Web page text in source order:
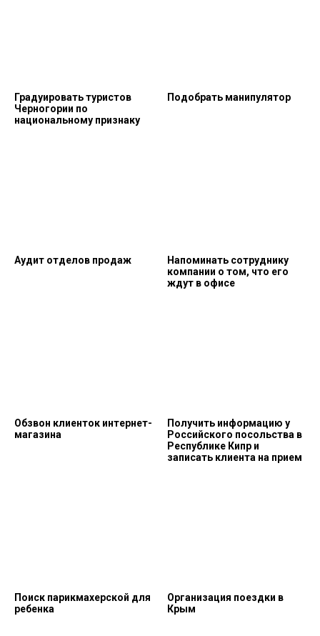
Градуировать туристов
Черногории по
национальному признаку
Подобрать манипулятор
Аудит отделов продаж
Напоминать сотруднику
компании о том, что его
ждут в офисе
Обзвон клиенток интернет-
магазина
Получить информацию у
Российского посольства в
Республике Кипр и
записать клиента на прием
Поиск парикмахерской для
ребенка
Организация поездки в
Крым